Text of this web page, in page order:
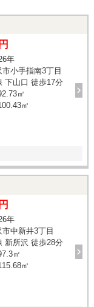
年
小手指南3丁目
下山口 徒歩17分
㎡
㎡
年
中新井3丁目
新所沢 徒歩28分
㎡
㎡